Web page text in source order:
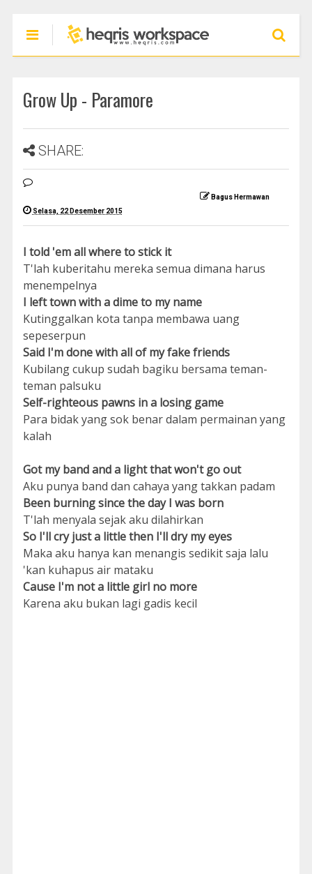
Grow Up - Paramore
SHARE:
Bagus Hermawan
Selasa, 22 Desember 2015
I told 'em all where to stick it
T'lah kuberitahu mereka semua dimana harus
menempelnya
I left town with a dime to my name
Kutinggalkan kota tanpa membawa uang
sepeserpun
Said I'm done with all of my fake friends
Kubilang cukup sudah bagiku bersama teman-
teman palsuku
Self-righteous pawns in a losing game
Para bidak yang sok benar dalam permainan yang
kalah
Got my band and a light that won't go out
Aku punya band dan cahaya yang takkan padam
Been burning since the day I was born
T'lah menyala sejak aku dilahirkan
So I'll cry just a little then I'll dry my eyes
Maka aku hanya kan menangis sedikit saja lalu
'kan kuhapus air mataku
Cause I'm not a little girl no more
Karena aku bukan lagi gadis kecil